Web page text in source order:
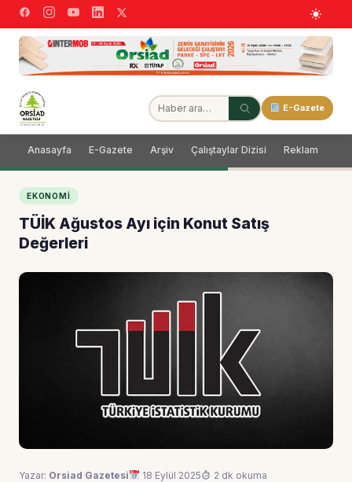
E-Gazete
Anasayfa E-Gazete Arşiv Çalıştaylar Dizisi Reklam
EKONOMI
TÜİK Ağustos Ayı için Konut Satış
Değerleri
Yazar: Orsiad Gazetesi 18 Eylül 2025
2 dk okuma